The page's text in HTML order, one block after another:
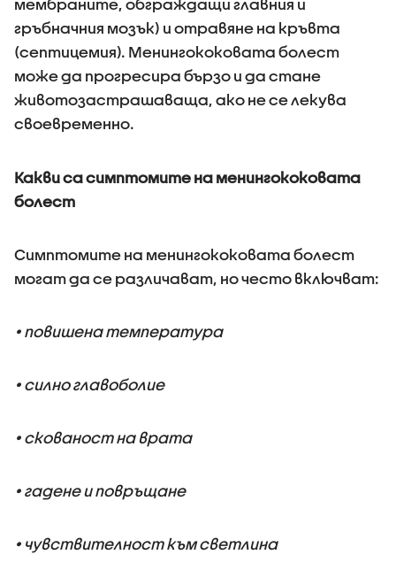
мембраните, обграждащи главния и
гръбначния мозък) и отравяне на кръвта
(септицемия). Менингококовата болест
може да прогресира бързо и да стане
животозастрашаваща, ако не се лекува
своевременно.
Какви са симптомите на менингококовата
болест
Симптомите на менингококовата болест
могат да се различават, но често включват:
• повишена температура
• силно главоболие
• скованост на врата
• гадене и повръщане
• чувствителност към светлина